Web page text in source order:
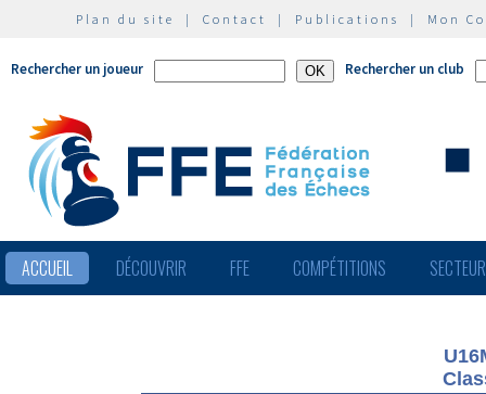
Plan du site | Contact | Publications | Mon
Rechercher un joueur Rechercher un club
ACCUEIL DÉCOUVRIR FFE COMPÉTITIONS